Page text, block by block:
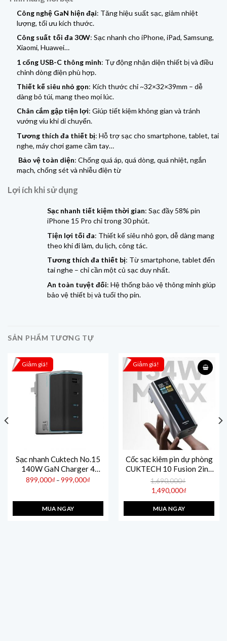
Công nghệ GaN hiện đại: Tăng hiệu suất sạc, giảm nhiệt
lượng, tối ưu kích thước.
Công suất tối đa 30W: Sạc nhanh cho iPhone, iPad, Samsung,
Xiaomi, Huawei…
1 cổng USB-C thông minh: Tự động nhận diện thiết bị và điều
chỉnh dòng điện phù hợp.
Thiết kế siêu nhỏ gọn: Kích thước chỉ ~32×32×39mm – dễ
dàng bỏ túi, mang theo mọi lúc.
Chân cắm gập tiện lợi: Giúp tiết kiệm không gian và tránh
vướng víu khi di chuyển.
Tương thích đa thiết bị: Hỗ trợ sạc cho smartphone, tablet, tai
nghe, máy chơi game cầm tay…
Bảo vệ toàn diện: Chống quá áp, quá dòng, quá nhiệt, ngắn
mạch, chống sét và nhiễu điện từ
Lợi ích khi sử dụng
Sạc nhanh tiết kiệm thời gian: Sạc đầy 58% pin
iPhone 15 Pro chỉ trong 30 phút.
Tiện lợi tối đa: Thiết kế siêu nhỏ gọn, dễ dàng mang
theo khi đi làm, du lịch, công tác.
Tương thích đa thiết bị: Từ smartphone, tablet đến
tai nghe – chỉ cần một củ sạc duy nhất.
An toàn tuyệt đối: Hệ thống bảo vệ thông minh giúp
bảo vệ thiết bị và tuổi thọ pin.
SẢN PHẨM TƯƠNG TỰ
Giảm giá!
Sạc nhanh Cuktech No.15
140W GaN Charger 4
Ports
899,000₫ – 999,000₫
đến
MUA NGAY
Giảm giá!
Cốc sạc kiêm pin dự phòng
CUKTECH 10 Fusion 2in1
9000mAh 134W- BA652U
1,690,000₫
Giá
gốc
là:
1,690,000₫.
1,490,000₫
hiện
tại
là:
MUA NGAY